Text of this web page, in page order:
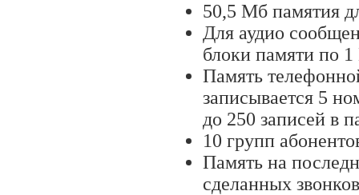
50,5 Мб памятия
Для аудио
блоки памяти по
Память
записывается 5
до 250 записей в
10 групп
Память на
сделанных